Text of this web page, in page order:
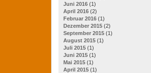
Juni 2016 (1)
April 2016 (2)
Februar 2016 (1)
Dezember 2015 (2)
September 2015 (1)
August 2015 (1)
Juli 2015 (1)
Juni 2015 (1)
Mai 2015 (1)
April 2015 (1)